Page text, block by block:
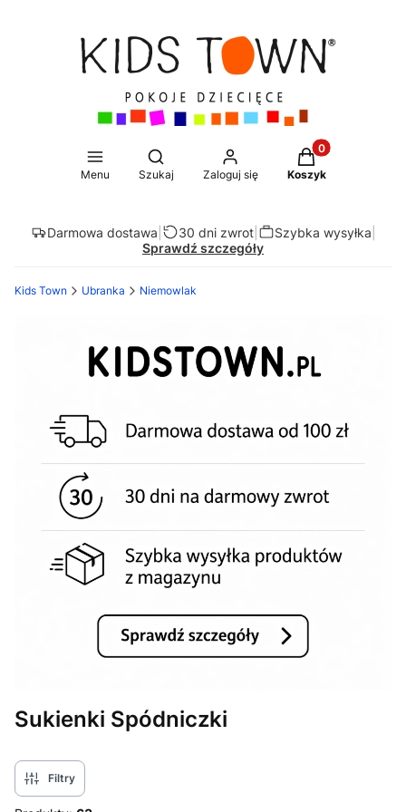
Menu
Otwórz wyszukiwarkę
Szukaj Zaloguj się
Produkty w
Koszyk
Darmowa dostawa 30 dni zwrot| Szybka wysyłka
Sprawdź szczegóły
Kids Town Ubranka Niemowlak
Sukienki Spódniczki
Filtry